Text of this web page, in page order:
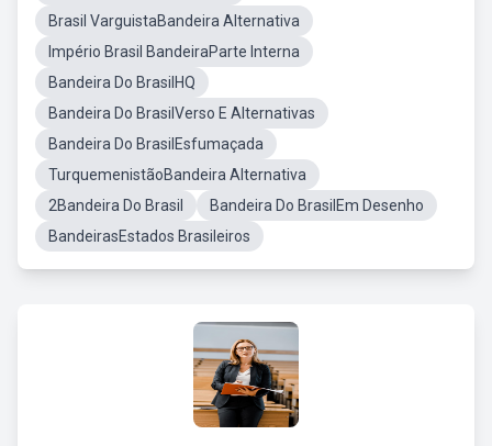
Brasil VarguistaBandeira Alternativa
Império Brasil BandeiraParte Interna
Bandeira Do BrasilHQ
Bandeira Do BrasilVerso E Alternativas
Bandeira Do BrasilEsfumaçada
TurquemenistãoBandeira Alternativa
2Bandeira Do Brasil
Bandeira Do BrasilEm Desenho
BandeirasEstados Brasileiros